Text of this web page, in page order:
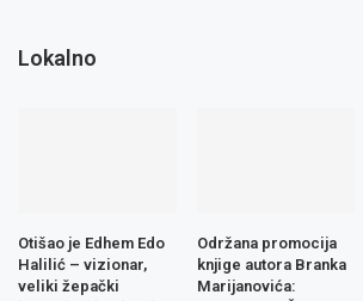
Lokalno
Otišao je Edhem Edo
Halilić – vizionar,
veliki žepački
Održana promocija
knjige autora Branka
Marijanovića: